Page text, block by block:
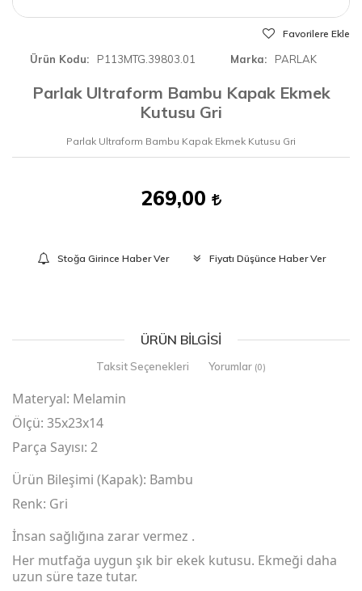
Favorilere Ekle
Ürün Kodu P113MTG.39803.01 Marka PARLAK
Parlak Ultraform Bambu Kapak Ekmek
Kutusu Gri
Parlak Ultraform Bambu Kapak Ekmek Kutusu Gri
269,00
Stoğa Girince Haber Ver Fiyatı Düşünce Haber Ver
ÜRÜN BILGISI
Taksit Seçenekleri Yorumlar (0)
Materyal: Melamin
Ölçü: 35x23x14
Parça Sayısı: 2
Ürün Bileşimi (Kapak): Bambu
Renk: Gri
İnsan sağlığına zarar vermez .
Her mutfağa uygun şık bir ekek kutusu. Ekmeği daha
uzun süre taze tutar.